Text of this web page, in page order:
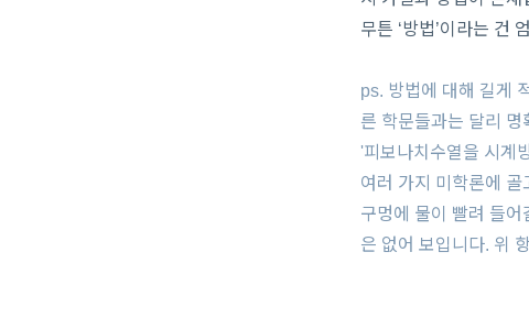
무튼 ‘방법’이라는 건
ps. 방법에 대해 길게
른 학문들과는 달리
'피보나치수열을 시계
여러 가지 미학론에
구멍에 물이 빨려 들
은 없어 보입니다. 위